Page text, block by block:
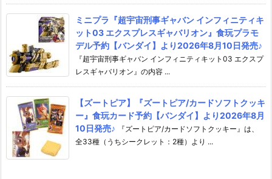
ミニプラ『超宇宙刑事ギャバン インフィニティキ
ット03 エクスプレスギャバリオン』食玩プラモ
デル予約【バンダイ】より2026年8月10日発売♪
『超宇宙刑事ギャバン インフィニティキット03 エクスプ
レスギャバリオン』の内容 ...
【ズートピア】『ズートピア/カードソフトクッキ
ー』食玩カード予約【バンダイ】より2026年8月
10日発売♪
『ズートピア/カードソフトクッキー』は、
全33種（うちシークレット：2種）より ...